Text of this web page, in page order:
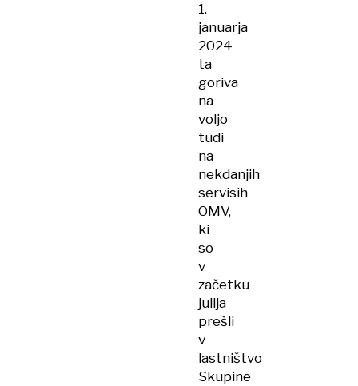
1.
januarja
2024
ta
goriva
na
voljo
tudi
na
nekdanjih
servisih
OMV,
ki
so
v
začetku
julija
prešli
v
lastništvo
Skupine